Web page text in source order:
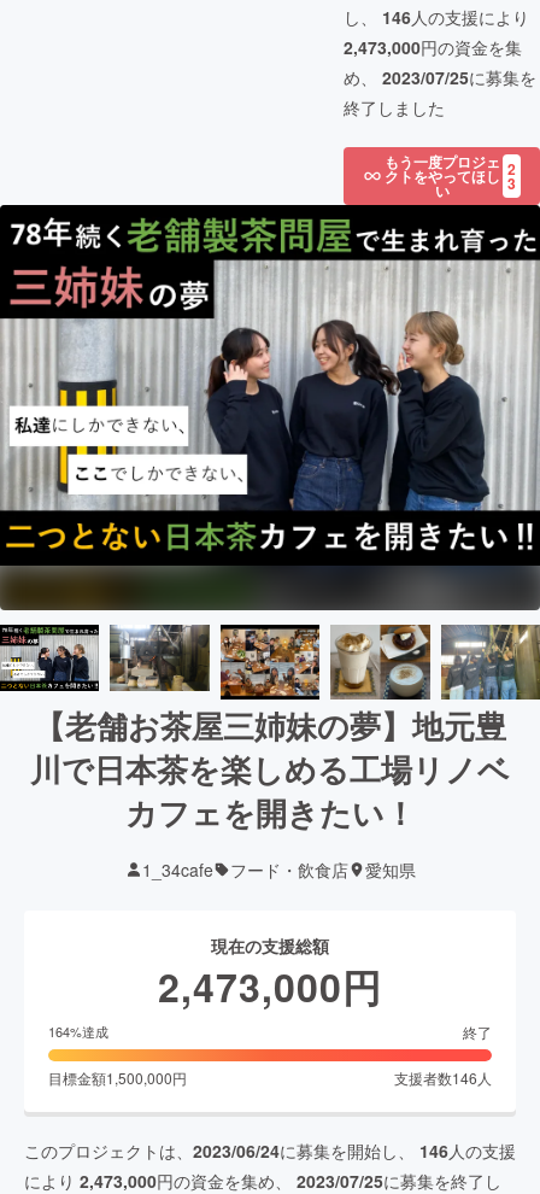
し、 146人の支援により
2,473,000円の資金を集
め、 2023/07/25に募集を
終了しました
もう一度プロジェ
クトをやってほし
い
2
3
【老舗お茶屋三姉妹の夢】地元豊
川で日本茶を楽しめる工場リノベ
カフェを開きたい！
1_34cafe フード・飲食店 愛知県
現在の支援総額
2,473,000円
164%達成 終了
目標金額1,500,000円 支援者数146 人
このプロジェクトは、 2023/06/24に募集を開始し、 146人の支援
により 2,473,000円の資金を集め、 2023/07/25に募集を終了し